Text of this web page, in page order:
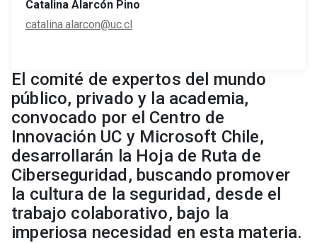
Catalina Alarcón Pino
catalina.alarcon@uc.cl
El comité de expertos del mundo
público, privado y la academia,
convocado por el Centro de
Innovación UC y Microsoft Chile,
desarrollarán la Hoja de Ruta de
Ciberseguridad, buscando promover
la cultura de la seguridad, desde el
trabajo colaborativo, bajo la
imperiosa necesidad en esta materia.